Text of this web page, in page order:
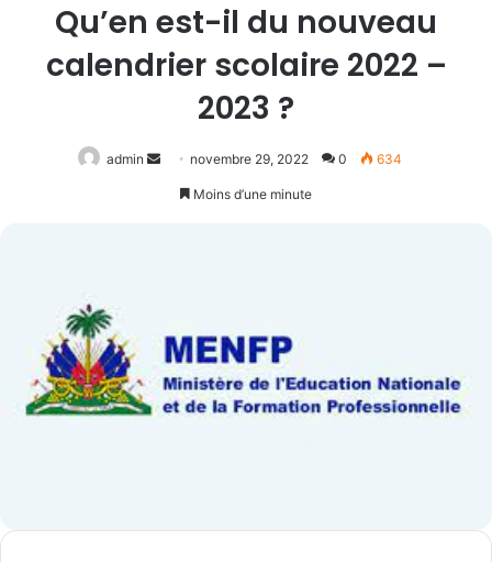
Qu’en est-il du nouveau
calendrier scolaire 2022 –
2023 ?
admin
Envoyernovembre 29, 2022 0 634
Moins d’une minute